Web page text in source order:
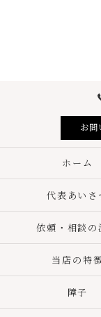
お問
ホーム
代表あいさ
依頼・相談の
当店の特
障子